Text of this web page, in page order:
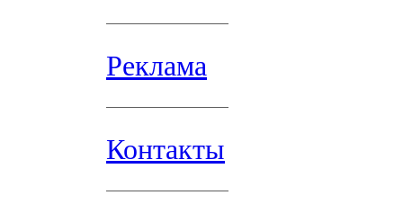
Реклама
Контакты